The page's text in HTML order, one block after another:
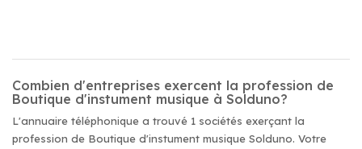
Combien d'entreprises exercent la profession de
Boutique d'instument musique à Solduno?
L'annuaire téléphonique a trouvé 1 sociétés exerçant la
profession de Boutique d'instument musique Solduno. Votre